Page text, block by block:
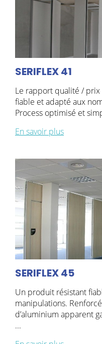
SERIFLEX 41
Le rapport qualité /
fiable et adapté aux
Process optimisé et
En savoir plus
SERIFLEX 45
Un produit résistant
manipulations.
d’aluminium apparent
...